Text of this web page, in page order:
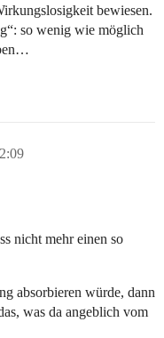
bewiesen.
so wenig wie möglich
nicht mehr einen so
absorbieren würde, dann
was da angeblich vom